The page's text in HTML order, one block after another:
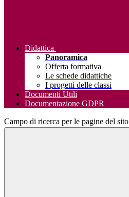
Didattica
Panoramica
Offerta formativa
Le schede didattiche
I progetti delle classi
Documenti Utili
Documentazione GDPR
Campo di ricerca per le pagine del sito